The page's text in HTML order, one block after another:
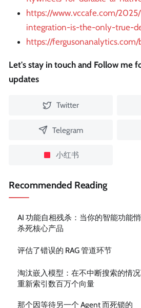
https://www.vccafe.com/
integration-is-the-only-true-
https://
Let's stay in touch and Follow me
updates
Twitter
Telegram
小红书
Recommended Reading
AI 功能自相残杀：当你的智能功能
杀死核心产品
评估了错误的 RAG 管道环节
淘汰嵌入模型：在不中断搜索的情
重新索引数百万个向量
那个因等待另一个 Agent 而死锁的